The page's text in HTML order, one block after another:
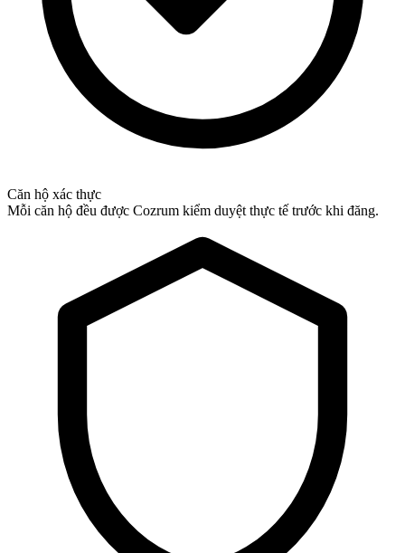
Căn hộ xác thực
Mỗi căn hộ đều được Cozrum kiểm duyệt thực tế trước khi đăng.